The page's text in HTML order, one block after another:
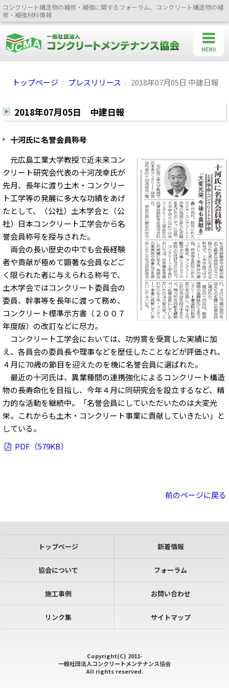
コンクリート構造物の補修・補強に関するフォーラム、コンクリート構造物の補
修・補強材料情報
トップページ プレスリリース 2018年07月05日 中建日報
2018年07月05日 中建日報
十河氏に名誉会員称号
元広島工業大学教授で近未来コン
クリート研究会代表の十河茂幸氏が
先月、長年に渡り土木・コンクリー
ト工学等の発展に多大な功績をあげ
たとして、（公社）土木学会と（公
社）日本コンクリート工学会から名
誉会員称号を授与された。
両会の長い歴史の中でも会長経験
者や貢献が極めて顕著な会員などご
く限られた者に与えられる称号で、
土木学会ではコンクリート委員会の
委員、幹事等を長年に渡って務め、
コンクリート標準示方書（２００７
年度版）の改訂などに尽力。
コンクリート工学会においては、功労賞を受賞した実績に加
え、各員会の委員長や理事などを歴任したことなどが評価され、
４月に70歳の節目を迎えたのを機に名誉会員に選ばれた。
最近の十河氏は、異業種間の連携強化によるコンクリート構造
物の長寿命化を目指し、今年４月に同研究会を設立するなど、精
力的な活動を継続中。「名誉会員にしていただいたのは大変光
栄。これからも土木・コンクリート事業に貢献していきたい」と
している。
PDF（579KB）
前のページに戻る
トップページ 新着情報
協会について フォーラム
施工事例 お問い合わせ
リンク集 サイトマップ
Copyright(C) 2011-
一般社団法人コンクリートメンテナンス協会
All rights reserved.
MENU